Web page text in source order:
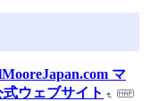
マ
ウェブサイト